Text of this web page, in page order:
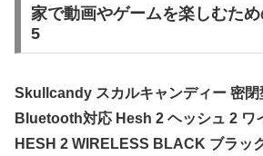
家で動画やゲームを楽しむた
5
Skullcandy スカルキャンディー 密閉
Bluetooth対応 Hesh 2 ヘッシュ 2 ワ
HESH 2 WIRELESS BLACK ブラッ